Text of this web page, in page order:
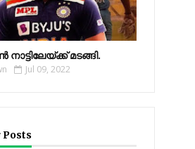
മടങ്ങി.
Jul 09, 2022